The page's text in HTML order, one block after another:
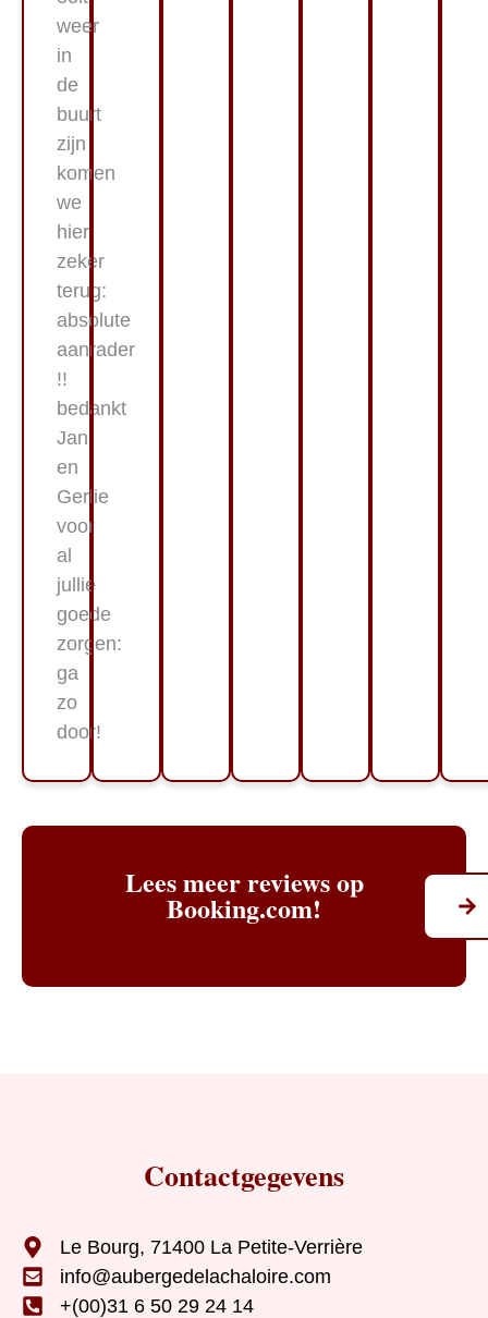
weer
in
de
buurt
zijn
komen
we
hier
zeker
terug:
absolute
aanrader
!!
bedankt
Jan
en
Gerlie
voor
al
jullie
goede
zorgen:
ga
zo
door!
Lees meer reviews op
Booking.com!
Contactgegevens
Le Bourg, 71400 La Petite-Verrière
info@aubergedelachaloire.com
+(00)31 6 50 29 24 14